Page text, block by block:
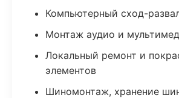
Компьютерный сход-
Монтаж аудио и
Локальный ремонт и
элементов
Шиномонтаж, хранение